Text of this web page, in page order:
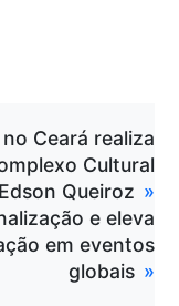
Ceará realiza
Cultural
Queiroz
e eleva
em eventos
globais